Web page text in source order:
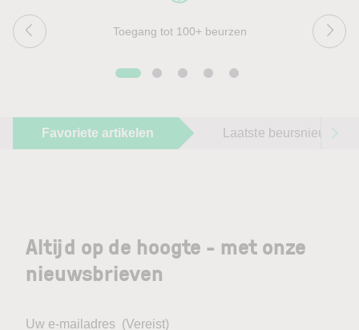
Toegang tot 100+ beurzen
Favoriete artikelen Laatste beursnieuws
Altijd op de hoogte - met onze
nieuwsbrieven
Uw e-mailadres (Vereist)